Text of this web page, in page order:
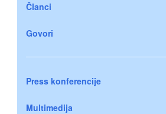
Članci
Govori
Press konferencije
Multimedija